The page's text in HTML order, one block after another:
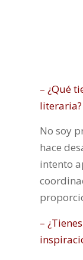
– ¿Qué
literaria?
No soy
hace
intento
–